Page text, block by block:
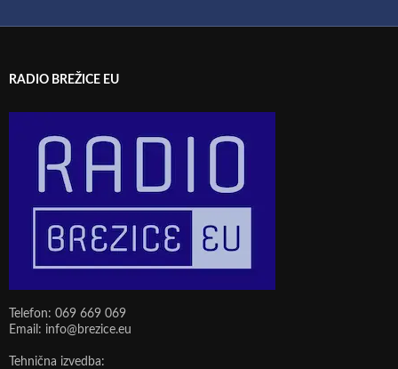
RADIO BREŽICE EU
Telefon: 069 669 069
Email: info@brezice.eu
Tehnična izvedba: